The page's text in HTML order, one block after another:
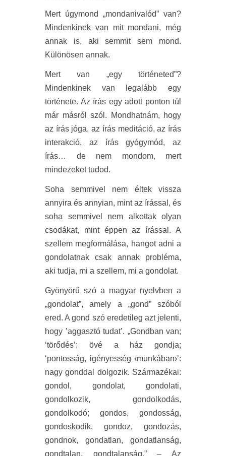
Mert úgymond „mondanivalód” van?
Mindenkinek van mit mondani, még
annak is, aki semmit sem mond.
Különösen annak.
Mert van „egy történeted”?
Mindenkinek van legalább egy
története. Az írás egy adott ponton túl
már másról szól. Mondhatnám, hogy
az írás jóga, az írás meditáció, az írás
interakció, az írás gyógymód, az
írás… de nem mondom, mert
mindezeket tudod.
Soha semmivel nem éltek vissza
annyira és annyian, mint az írással, és
soha semmivel nem alkottak olyan
csodákat, mint éppen az írással. A
szellem megformálása, hangot adni a
gondolatnak csak annak probléma,
aki tudja, mi a szellem, mi a gondolat.
Gyönyörű szó a magyar nyelvben a
„gondolat”, amely a „gond” szóból
ered. A gond szó eredetileg azt jelenti,
hogy ’aggasztó tudat’. „Gondban van;
‘törődés’; övé a ház gondja;
‘pontosság, igényesség ‹munkában›’:
nagy gonddal dolgozik. Származékai:
gondol, gondolat, gondolati,
gondolkozik, gondolkodás,
gondolkodó; gondos, gondosság,
gondoskodik, gondoz, gondozás,
gondnok, gondatlan, gondatlanság,
gondtalan, gondtalanság.” – Az